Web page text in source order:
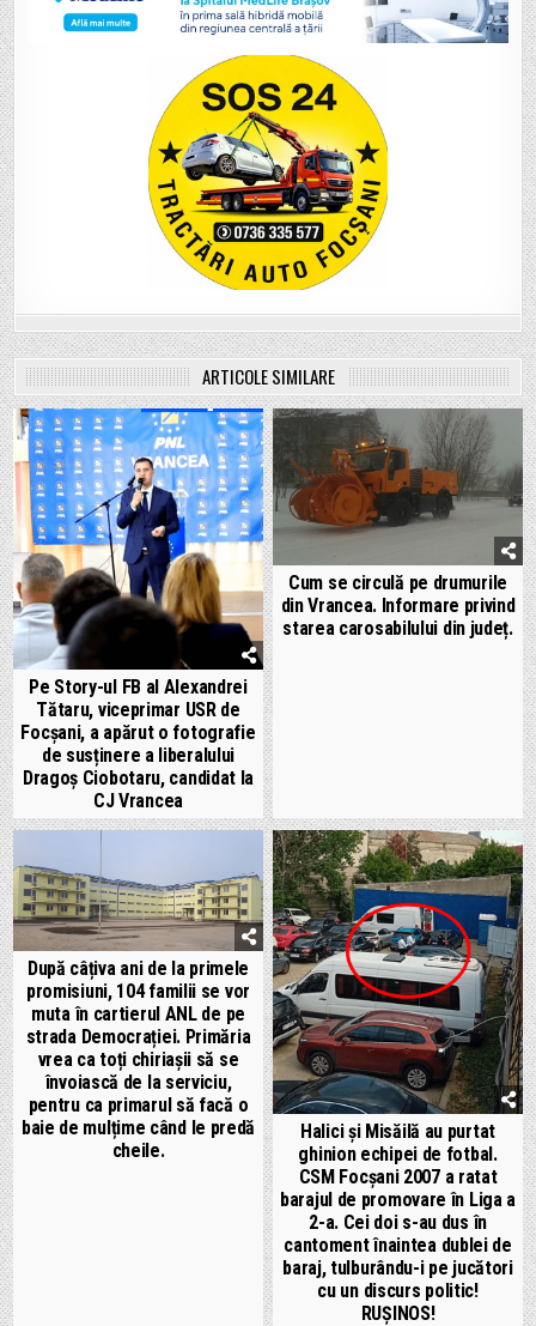
ARTICOLE SIMILARE
Pe Story-ul FB al Alexandrei
Tătaru, viceprimar USR de
Focșani, a apărut o fotografie
de susținere a liberalului
Dragoș Ciobotaru, candidat la
CJ Vrancea
Cum se circulă pe drumurile
din Vrancea. Informare privind
starea carosabilului din județ.
După câțiva ani de la primele
promisiuni, 104 familii se vor
muta în cartierul ANL de pe
strada Democrației. Primăria
vrea ca toți chiriașii să se
învoiască de la serviciu,
pentru ca primarul să facă o
baie de mulțime când le predă
cheile.
Halici și Misăilă au purtat
ghinion echipei de fotbal.
CSM Focșani 2007 a ratat
barajul de promovare în Liga a
2-a. Cei doi s-au dus în
cantoment înaintea dublei de
baraj, tulburându-i pe jucători
cu un discurs politic!
RUȘINOS!